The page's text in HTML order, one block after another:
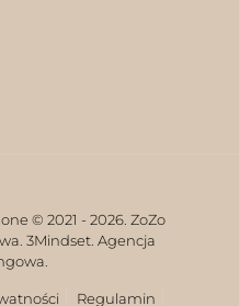
© 2021 - 2026. ZoZo
3Mindset. Agencja
Regulamin